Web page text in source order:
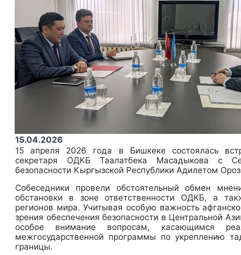
15.04.2026
15 апреля 2026 года в Бишкеке состоялась
секретаря ОДКБ Таалатбека Масадыкова с
безопасности Кыргызской Республики Адилетом
Собеседники провели обстоятельный обмен
обстановки в зоне ответственности ОДКБ, а
регионов мира. Учитывая особую важность
зрения обеспечения безопасности в Центральной
особое внимание вопросам, касающимся
межгосударственной программы по укреплению
границы.